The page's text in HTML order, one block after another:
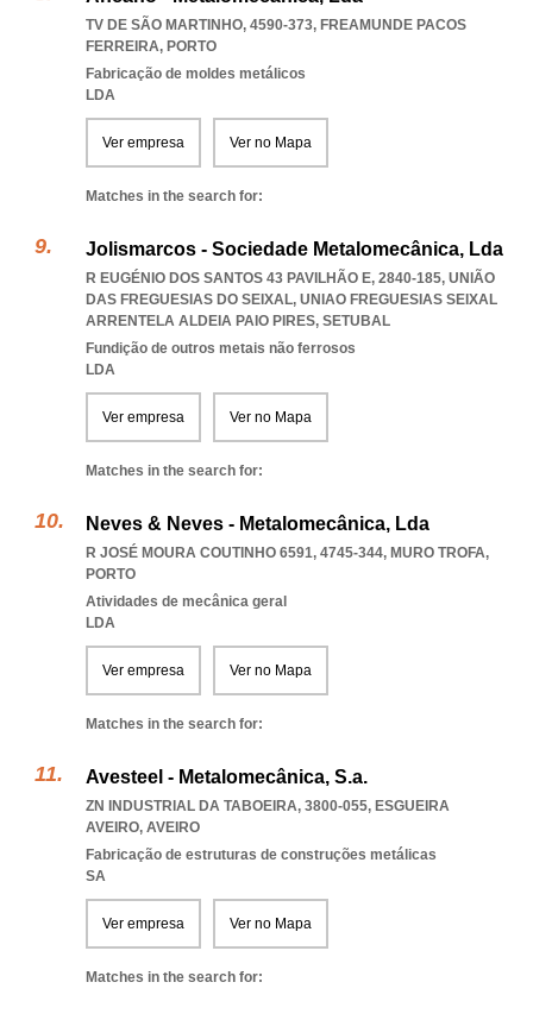
TV DE SÃO MARTINHO, 4590-373, FREAMUNDE PACOS
FERREIRA, PORTO
Fabricação de moldes metálicos
LDA
Ver empresa Ver no Mapa
Matches in the search for:
Jolismarcos - Sociedade Metalomecânica, Lda
R EUGÉNIO DOS SANTOS 43 PAVILHÃO E, 2840-185, UNIÃO
DAS FREGUESIAS DO SEIXAL, UNIAO FREGUESIAS SEIXAL
ARRENTELA ALDEIA PAIO PIRES, SETUBAL
Fundição de outros metais não ferrosos
LDA
Ver empresa Ver no Mapa
Matches in the search for:
Neves & Neves - Metalomecânica, Lda
R JOSÉ MOURA COUTINHO 6591, 4745-344, MURO TROFA,
PORTO
Atividades de mecânica geral
LDA
Ver empresa Ver no Mapa
Matches in the search for:
Avesteel - Metalomecânica, S.a.
ZN INDUSTRIAL DA TABOEIRA, 3800-055, ESGUEIRA
AVEIRO, AVEIRO
Fabricação de estruturas de construções metálicas
SA
Ver empresa Ver no Mapa
Matches in the search for: